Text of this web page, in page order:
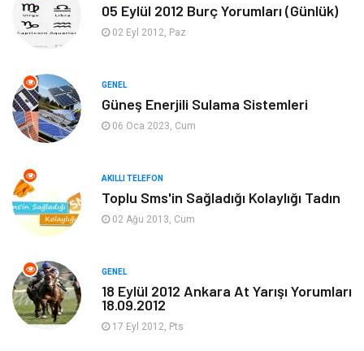
Ekonomi
Tanıtıcı Reklam Alışveriş
Dekorasyon Tatil
Makine
Güzellik & Bakım
Organizasyon
05 Eylül 2012 Burç Yorumları (Günlük)
02 Eyl 2012, Paz
GENEL
Güneş Enerjili Sulama Sistemleri
06 Oca 2023, Cum
AKILLI TELEFON
Toplu Sms'in Sağladığı Kolaylığı Tadın
02 Ağu 2013, Cum
GENEL
18 Eylül 2012 Ankara At Yarışı Yorumları
18.09.2012
17 Eyl 2012, Pts